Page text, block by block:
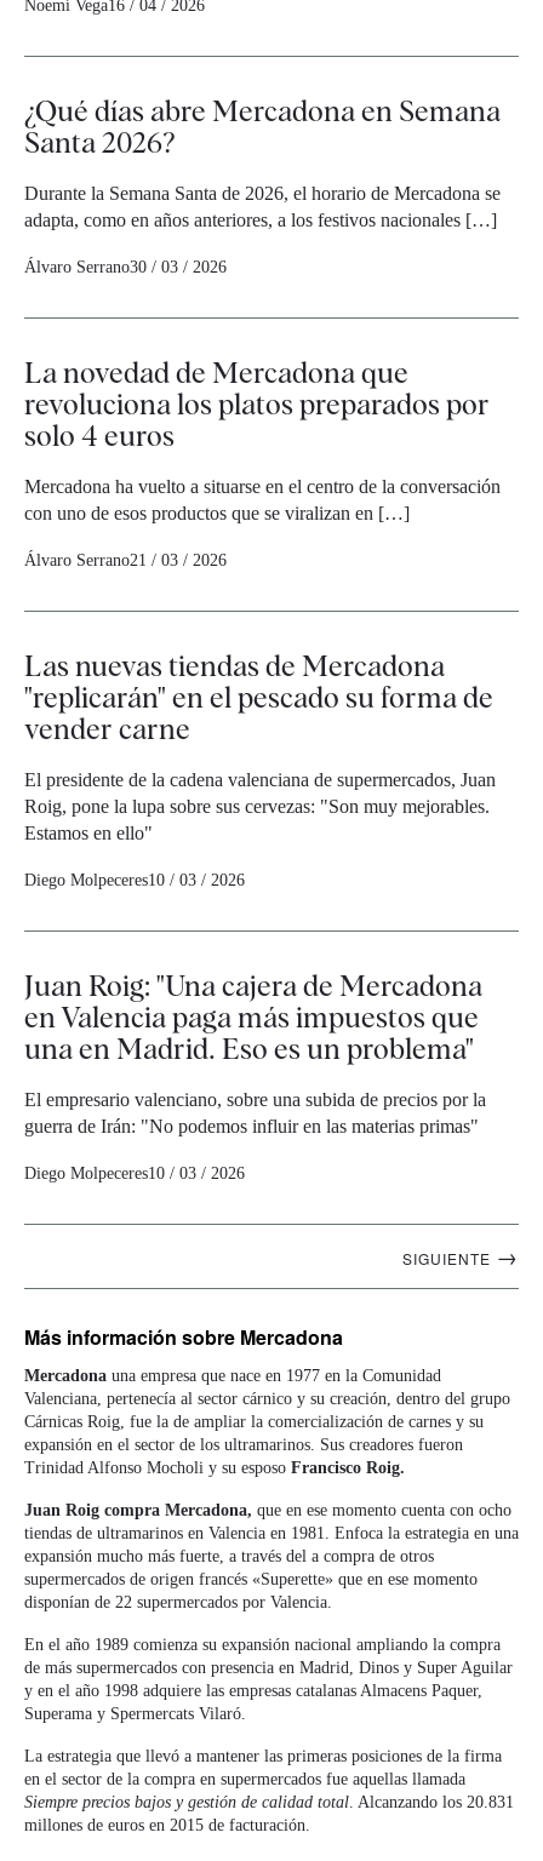
Noemí Vega16 / 04 / 2026
¿Qué días abre Mercadona en Semana
Santa 2026?
Durante la Semana Santa de 2026, el horario de Mercadona se
adapta, como en años anteriores, a los festivos nacionales […]
Álvaro Serrano30 / 03 / 2026
La novedad de Mercadona que
revoluciona los platos preparados por
solo 4 euros
Mercadona ha vuelto a situarse en el centro de la conversación
con uno de esos productos que se viralizan en […]
Álvaro Serrano21 / 03 / 2026
Las nuevas tiendas de Mercadona
"replicarán" en el pescado su forma de
vender carne
El presidente de la cadena valenciana de supermercados, Juan
Roig, pone la lupa sobre sus cervezas: "Son muy mejorables.
Estamos en ello"
Diego Molpeceres10 / 03 / 2026
Juan Roig: "Una cajera de Mercadona
en Valencia paga más impuestos que
una en Madrid. Eso es un problema"
El empresario valenciano, sobre una subida de precios por la
guerra de Irán: "No podemos influir en las materias primas"
Diego Molpeceres10 / 03 / 2026
SIGUIENTE →
Más información sobre Mercadona
Mercadona una empresa que nace en 1977 en la Comunidad
Valenciana, pertenecía al sector cárnico y su creación, dentro del grupo
Cárnicas Roig, fue la de ampliar la comercialización de carnes y su
expansión en el sector de los ultramarinos. Sus creadores fueron
Trinidad Alfonso Mocholi y su esposo Francisco Roig.
Juan Roig compra Mercadona, que en ese momento cuenta con ocho
tiendas de ultramarinos en Valencia en 1981. Enfoca la estrategia en una
expansión mucho más fuerte, a través del a compra de otros
supermercados de origen francés «Superette» que en ese momento
disponían de 22 supermercados por Valencia.
En el año 1989 comienza su expansión nacional ampliando la compra
de más supermercados con presencia en Madrid, Dinos y Super Aguilar
y en el año 1998 adquiere las empresas catalanas Almacens Paquer,
Superama y Spermercats Vilaró.
La estrategia que llevó a mantener las primeras posiciones de la firma
en el sector de la compra en supermercados fue aquellas llamada
Siempre precios bajos y gestión de calidad total. Alcanzando los 20.831
millones de euros en 2015 de facturación.